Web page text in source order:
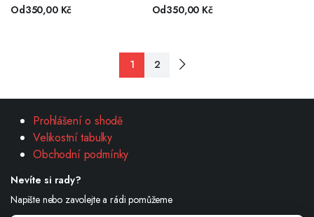
Od350,00 Kč
Od350,00 Kč
1 2
Prohlášení o shodě
Velikostní tabulky
Obchodní podmínky
Nevíte si rady?
Napište nebo zavolejte a rádi pomůžeme